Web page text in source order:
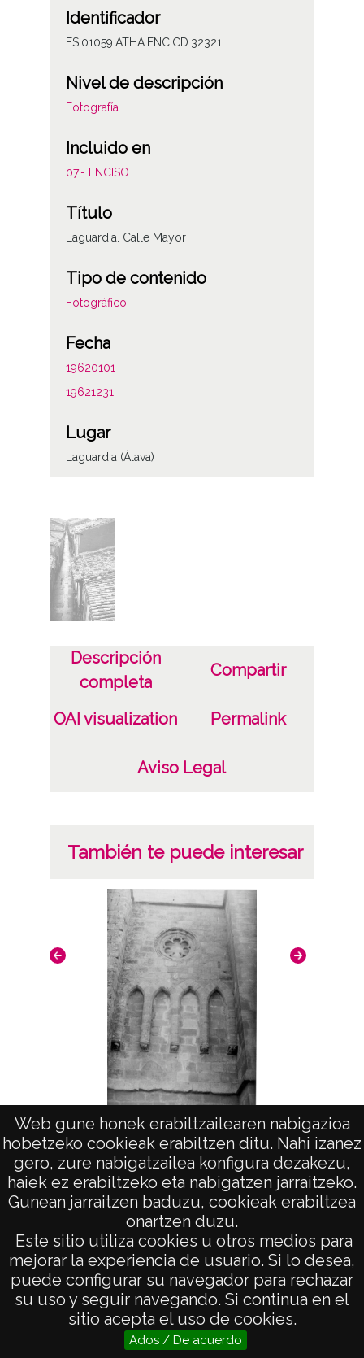
Web gune honek erabiltzailearen nabigazioa
hobetzeko cookieak erabiltzen ditu. Nahi izanez
gero, zure nabigatzailea konfigura dezakezu,
haiek ez erabiltzeko eta nabigatzen jarraitzeko.
Gunean jarraitzen baduzu, cookieak erabiltzea
onartzen duzu.
Este sitio utiliza cookies u otros medios para
mejorar la experiencia de usuario. Si lo desea,
puede configurar su navegador para rechazar
su uso y seguir navegando. Si continua en el
sitio acepta el uso de cookies.
Ados / De acuerdo
Identificador
ES.01059.ATHA.ENC.CD.32321
Nivel de descripción
Fotografía
Incluido en
07.- ENCISO
Título
Laguardia. Calle Mayor
Tipo de contenido
Fotográfico
Fecha
19620101
19621231
Lugar
Laguardia (Álava)
Laguardia / Guardia / Biasteri
Notas
ENC-PP-01423
ENC-NP-002-056-041
Licencia de las imágenes
Descripción
completa
Compartir
OAI visualization Permalink
Aviso Legal
También te puede interesar
Laguardia. Parroquia de Santa María de los
Reyes. Exterior. Arcos
AVISO LEGAL
POLÍTICA DE PRIVACIDAD
ACCESIBILIDAD
ATENCIÓN CIUDADANA